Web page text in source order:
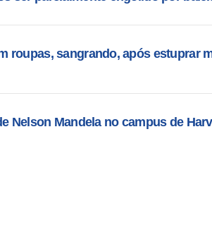
roupas, sangrando, após estuprar
Nelson Mandela no campus de